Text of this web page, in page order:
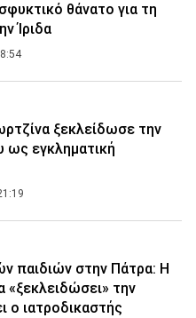
θάνατο για τη
Ίριδα
ξεκλείδωσε την
ως εγκληματική
παιδιών στην Πάτρα: Η
«ξεκλειδώσει» την
ο ιατροδικαστής